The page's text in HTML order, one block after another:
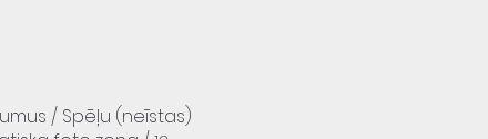
/ Spēļu (neīstas)